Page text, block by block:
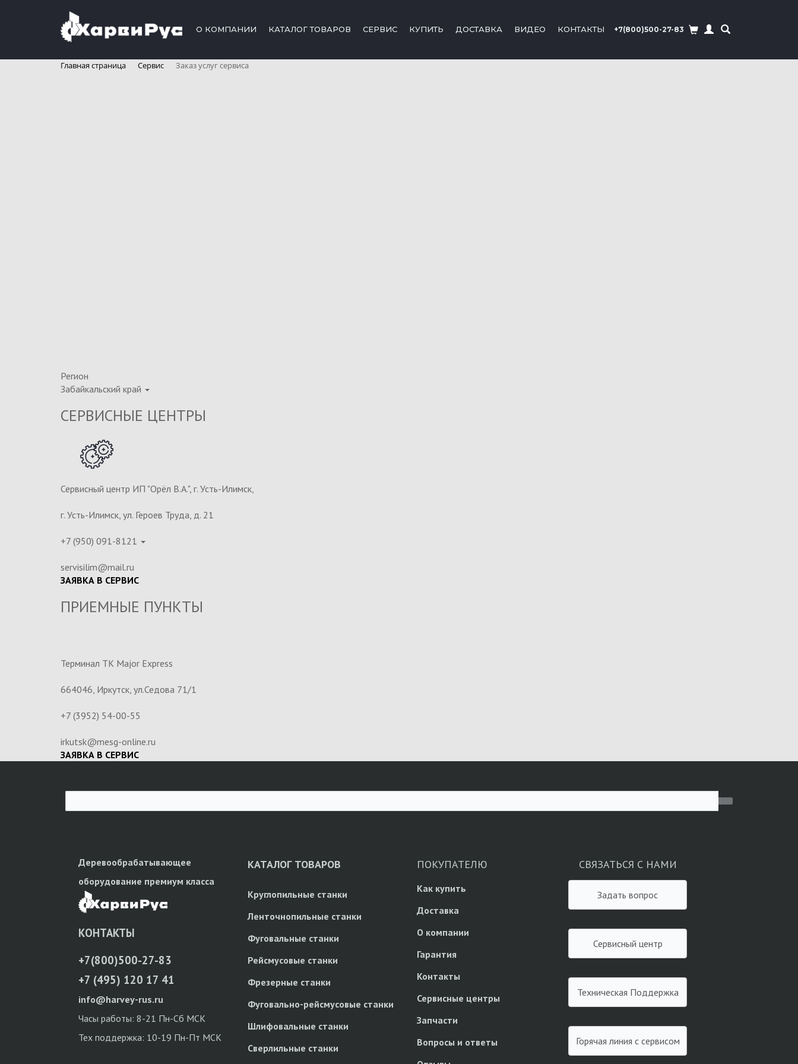
О КОМПАНИИ КАТАЛОГ ТОВАРОВ СЕРВИС КУПИТЬ ДОСТАВКА ВИДЕО КОНТАКТЫ +7(800)500-27-83
Главная страница Сервис Заказ услуг сервиса
Регион
Забайкальский край
СЕРВИСНЫЕ ЦЕНТРЫ
Сервисный центр ИП "Орёл В.А.", г. Усть-Илимск,
г. Усть-Илимск, ул. Героев Труда, д. 21
+7 (950) 091-8121
servisilim@mail.ru
ЗАЯВКА В СЕРВИС
ПРИЕМНЫЕ ПУНКТЫ
Терминал ТК Major Express
664046, Иркутск, ул.Седова 71/1
+7 (3952) 54-00-55
irkutsk@mesg-online.ru
ЗАЯВКА В СЕРВИС
ПОКУПАТЕЛЮ
Как купить
Доставка
О компании
Гарантия
Контакты
Сервисные центры
Запчасти
Вопросы и ответы
КАТАЛОГ ТОВАРОВ
Круглопильные станки
Ленточнопильные станки
Фуговальные станки
Рейсмусовые станки
Фрезерные станки
Фуговально-рейсмусовые станки
Шлифовальные станки
Сверлильные станки
СВЯЗАТЬСЯ С НАМИ
Задать вопрос
Сервисный центр
Техническая Поддержка
Горячая линия с сервисом
Деревообрабатывающее
оборудование премиум класса
КОНТАКТЫ
+7(800)500-27-83
+7 (495) 120 17 41
info@harvey-rus.ru
Часы работы: 8-21 Пн-Сб МСК
Тех поддержка: 10-19 Пн-Пт МСК